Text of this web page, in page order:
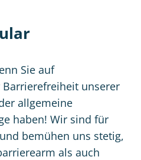
Sie auf
unserer
allgemeine
haben! Wir sind für
bemühen uns stetig,
als auch